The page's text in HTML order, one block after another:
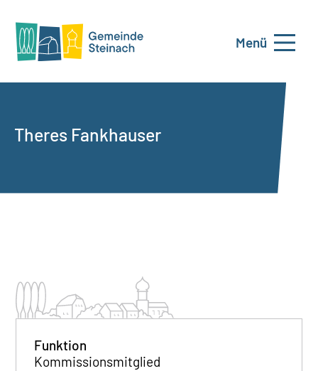
Menü
Theres Fankhauser
Funktion
Kommissionsmitglied